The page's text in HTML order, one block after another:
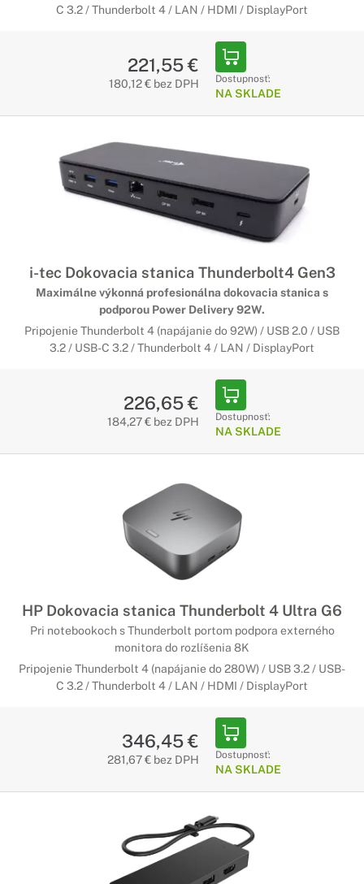
C 3.2 / Thunderbolt 4 / LAN / HDMI / DisplayPort
221,55 €
180,12 € bez DPH Dostupnosť:
NA SKLADE
i-tec Dokovacia stanica Thunderbolt4 Gen3
Maximálne výkonná profesionálna dokovacia stanica s
podporou Power Delivery 92W.
Pripojenie Thunderbolt 4 (napájanie do 92W) / USB 2.0 / USB
3.2 / USB-C 3.2 / Thunderbolt 4 / LAN / DisplayPort
226,65 €
184,27 € bez DPH Dostupnosť:
NA SKLADE
HP Dokovacia stanica Thunderbolt 4 Ultra G6
Pri notebookoch s Thunderbolt portom podpora externého
monitora do rozlíšenia 8K
Pripojenie Thunderbolt 4 (napájanie do 280W) / USB 3.2 / USB-
C 3.2 / Thunderbolt 4 / LAN / HDMI / DisplayPort
346,45 €
281,67 € bez DPH Dostupnosť:
NA SKLADE